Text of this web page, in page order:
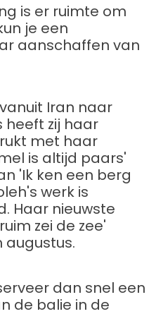
is er ruimte om
je een
aanschaffen van
Iran naar
heeft zij haar
met haar
is altijd paars'
'Ik ken een berg
werk is
Haar nieuwste
zei de zee'
dan snel een
de balie in de